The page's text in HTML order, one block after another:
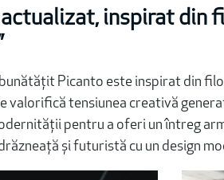
actualizat, inspirat din
Picanto este inspirat din
valorifică tensiunea creativă
pentru a oferi un întreg
și futuristă cu un design